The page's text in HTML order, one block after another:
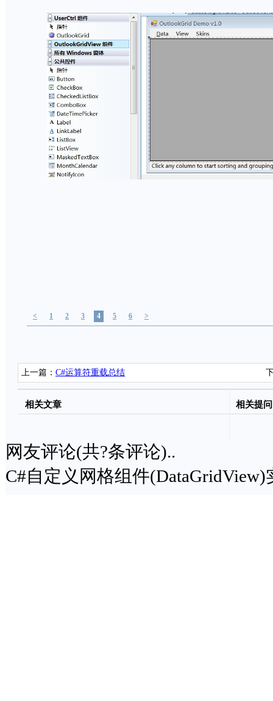
< 1 2 3 4 5 6 >
上一篇： C#运算符重载总结
相关文章 相关提问
网友评论(共?条评论)..
C#自定义网格组件